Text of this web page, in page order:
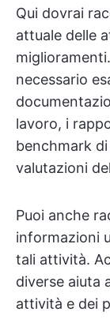
Qui dovrai
attuale delle
necessario
lavoro, i
benchmark
valutazioni
Puoi anche
informazioni
tali attività.
diverse aiuta
attività e dei